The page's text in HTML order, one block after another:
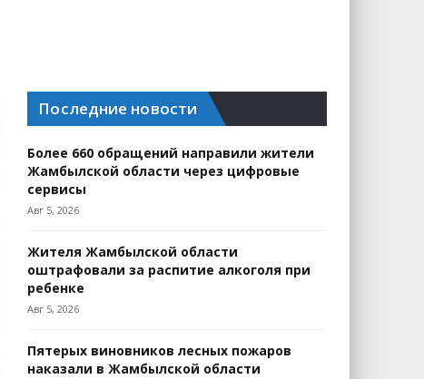
Последние новости
Более 660 обращений направили жители
Жамбылской области через цифровые
сервисы
Авг 5, 2026
Жителя Жамбылской области
оштрафовали за распитие алкоголя при
ребенке
Авг 5, 2026
Пятерых виновников лесных пожаров
наказали в Жамбылской области